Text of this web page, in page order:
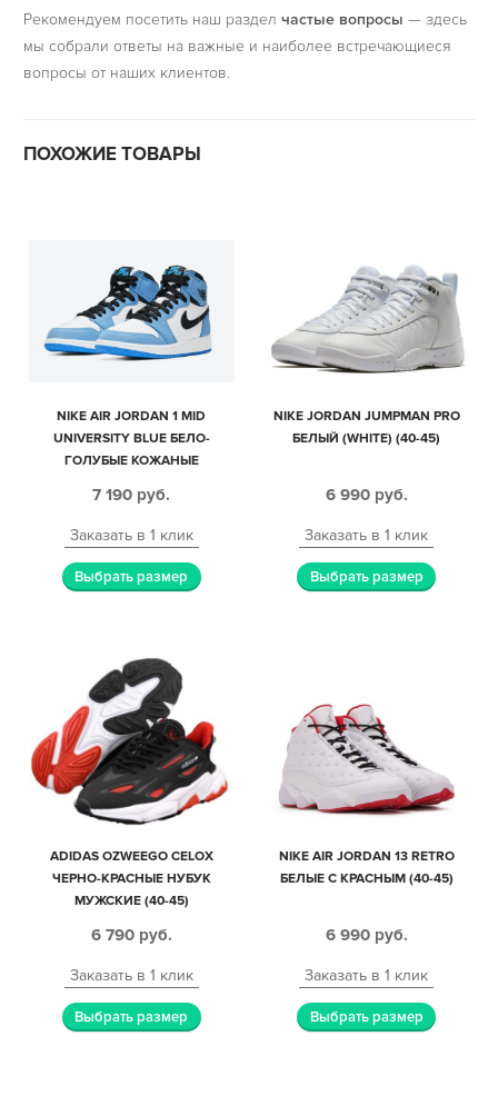
Рекомендуем посетить наш раздел частые вопросы — здесь
мы собрали ответы на важные и наиболее встречающиеся
вопросы от наших клиентов.
ПОХОЖИЕ ТОВАРЫ
NIKE AIR JORDAN 1 MID
UNIVERSITY BLUE БЕЛО-
ГОЛУБЫЕ КОЖАНЫЕ
7 190 руб.
Заказать в 1 клик
Выбрать размер
NIKE JORDAN JUMPMAN PRO
БЕЛЫЙ (WHITE) (40-45)
6 990 руб.
Заказать в 1 клик
Выбрать размер
ADIDAS OZWEEGO CELOX
ЧЕРНО-КРАСНЫЕ НУБУК
МУЖСКИЕ (40-45)
6 790 руб.
Заказать в 1 клик
Выбрать размер
NIKE AIR JORDAN 13 RETRO
БЕЛЫЕ С КРАСНЫМ (40-45)
6 990 руб.
Заказать в 1 клик
Выбрать размер